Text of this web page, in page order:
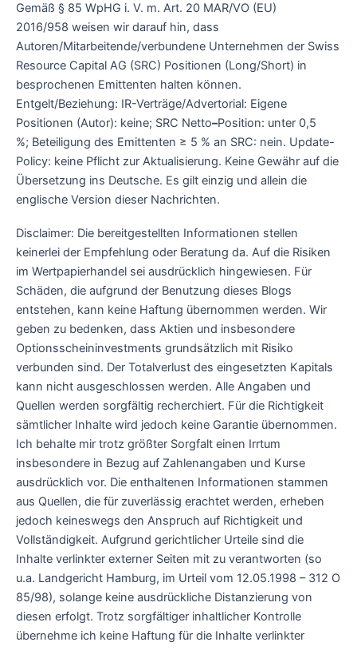
Gemäß § 85 WpHG i. V. m. Art. 20 MAR/VO (EU)
2016/958 weisen wir darauf hin, dass
Autoren/Mitarbeitende/verbundene Unternehmen der Swiss
Resource Capital AG (SRC) Positionen (Long/Short) in
besprochenen Emittenten halten können.
Entgelt/Beziehung: IR-Verträge/Advertorial: Eigene
Positionen (Autor): keine; SRC Netto–Position: unter 0,5
%; Beteiligung des Emittenten ≥ 5 % an SRC: nein. Update-
Policy: keine Pflicht zur Aktualisierung. Keine Gewähr auf die
Übersetzung ins Deutsche. Es gilt einzig und allein die
englische Version dieser Nachrichten.
Disclaimer: Die bereitgestellten Informationen stellen
keinerlei der Empfehlung oder Beratung da. Auf die Risiken
im Wertpapierhandel sei ausdrücklich hingewiesen. Für
Schäden, die aufgrund der Benutzung dieses Blogs
entstehen, kann keine Haftung übernommen werden. Wir
geben zu bedenken, dass Aktien und insbesondere
Optionsscheininvestments grundsätzlich mit Risiko
verbunden sind. Der Totalverlust des eingesetzten Kapitals
kann nicht ausgeschlossen werden. Alle Angaben und
Quellen werden sorgfältig recherchiert. Für die Richtigkeit
sämtlicher Inhalte wird jedoch keine Garantie übernommen.
Ich behalte mir trotz größter Sorgfalt einen Irrtum
insbesondere in Bezug auf Zahlenangaben und Kurse
ausdrücklich vor. Die enthaltenen Informationen stammen
aus Quellen, die für zuverlässig erachtet werden, erheben
jedoch keineswegs den Anspruch auf Richtigkeit und
Vollständigkeit. Aufgrund gerichtlicher Urteile sind die
Inhalte verlinkter externer Seiten mit zu verantworten (so
u.a. Landgericht Hamburg, im Urteil vom 12.05.1998 – 312 O
85/98), solange keine ausdrückliche Distanzierung von
diesen erfolgt. Trotz sorgfältiger inhaltlicher Kontrolle
übernehme ich keine Haftung für die Inhalte verlinkter